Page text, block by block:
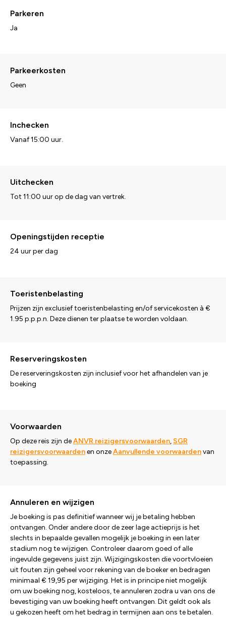
Parkeren
Ja
Parkeerkosten
Geen
Inchecken
Vanaf 15:00 uur.
Uitchecken
Tot 11:00 uur op de dag van vertrek.
Openingstijden receptie
24 uur per dag
Toeristenbelasting
Prijzen zijn exclusief toeristenbelasting en/of servicekosten à €
1.95 p.p.p.n. Deze dienen ter plaatse te worden voldaan.
Reserveringskosten
De reserveringskosten zijn inclusief voor het afhandelen van je
boeking
Voorwaarden
Op deze reis zijn deANVR reizigersvoorwaarden, SGR
reizigersvoorwaardenen onzeAanvullende voorwaardenvan
toepassing.
Annuleren en wijzigen
Je boeking is pas definitief wanneer wij je betaling hebben
ontvangen. Onder andere door de zeer lage actieprijs is het
slechts in bepaalde gevallen mogelijk je boeking in een later
stadium nog te wijzigen. Controleer daarom goed of alle
ingevulde gegevens juist zijn. Wijzigingskosten die voortvloeien
uit fouten zijn geheel voor rekening van de boeker en bedragen
minimaal € 19,95 per wijziging. Het is in principe niet mogelijk
om uw boeking nog, kosteloos, te annuleren zodra u van ons de
bevestiging van uw boeking heeft ontvangen. Dit geldt ook als
u gekozen heeft om het bedrag in termijnen aan ons te betalen.